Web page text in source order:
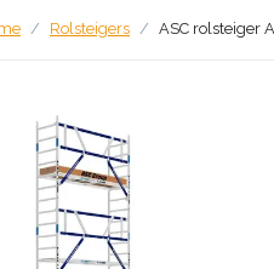
Rolsteigers ASC rolsteiger